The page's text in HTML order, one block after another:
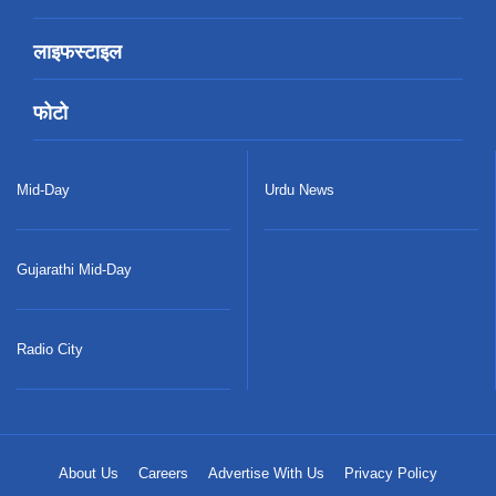
लाइफस्टाइल
फोटो
Mid-Day
Gujarathi Mid-Day
Radio City
Urdu News
About Us Careers Advertise With Us Privacy Policy